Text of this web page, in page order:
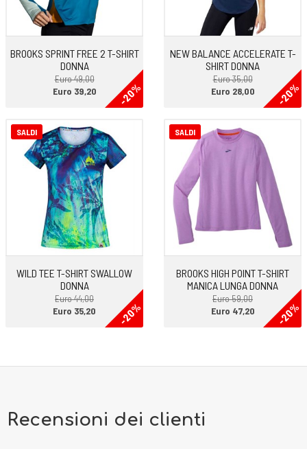
BROOKS SPRINT FREE 2 T-SHIRT
DONNA
Euro 49,00
-20%
Euro 39,20
NEW BALANCE ACCELERATE T-
SHIRT DONNA
Euro 35,00
-20%
Euro 28,00
SALDI
WILD TEE T-SHIRT SWALLOW
DONNA
Euro 44,00
-20%
Euro 35,20
SALDI
BROOKS HIGH POINT T-SHIRT
MANICA LUNGA DONNA
Euro 59,00
-20%
Euro 47,20
Recensioni dei clienti